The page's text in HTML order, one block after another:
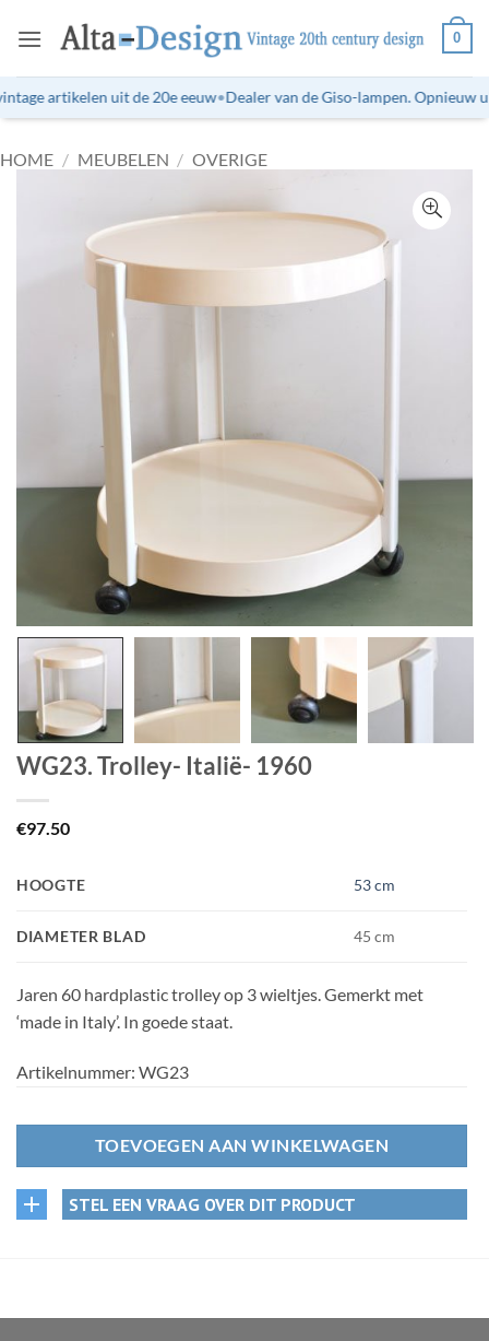
naar
0
artikelen uit de 20e eeuw•Dealer van de Giso-lampen. Opnieuw
HOME / MEUBELEN / OVERIGE
WG23. Trolley- Italië- 1960
€97.50
HOOGTE 53 cm
DIAMETER BLAD 45 cm
Jaren 60 hardplastic trolley op 3 wieltjes. Gemerkt met
‘made in Italy’. In goede staat.
Artikelnummer: WG23
TOEVOEGEN AAN WINKELWAGEN
STEL EEN VRAAG OVER DIT PRODUCT